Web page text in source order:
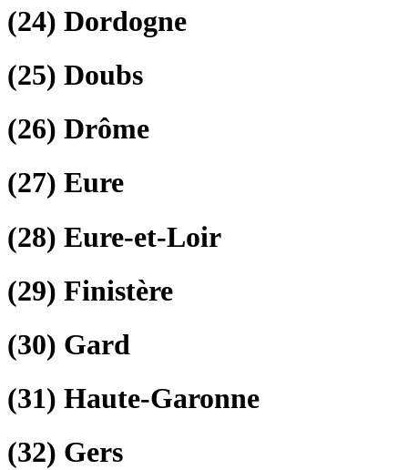
(24) Dordogne
(25) Doubs
(26) Drôme
(27) Eure
(28) Eure-et-Loir
(29) Finistère
(30) Gard
(31) Haute-Garonne
(32) Gers